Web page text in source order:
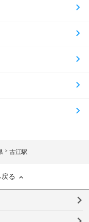
古江駅
る